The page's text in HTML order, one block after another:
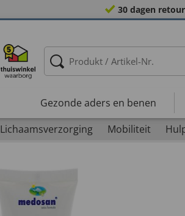
30 dagen
Gezonde aders en benen
Lichaamsverzorging Mobiliteit